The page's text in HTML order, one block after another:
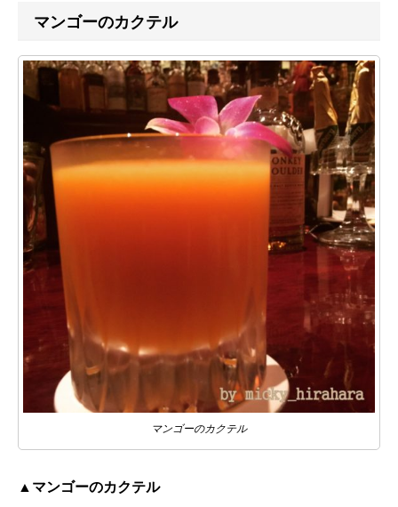
マンゴーのカクテル
マンゴーのカクテル
▲マンゴーのカクテル